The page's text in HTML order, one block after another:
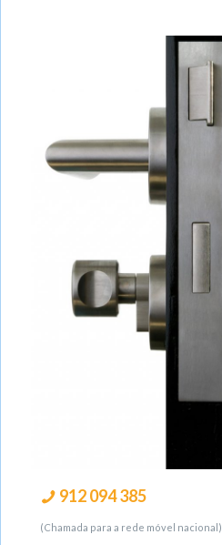
912 094 385
(Chamada para a rede móvel nacional)